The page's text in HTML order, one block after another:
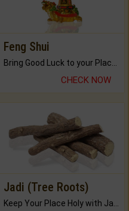
Feng Shui
CHECK NOW
Jadi (Tree Roots)